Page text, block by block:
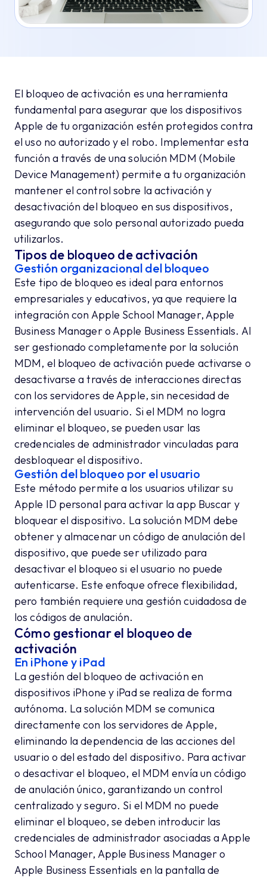
El bloqueo de activación es una herramienta
fundamental para asegurar que los dispositivos
Apple de tu organización estén protegidos contra
el uso no autorizado y el robo. Implementar esta
función a través de una solución MDM (Mobile
Device Management) permite a tu organización
mantener el control sobre la activación y
desactivación del bloqueo en sus dispositivos,
asegurando que solo personal autorizado pueda
utilizarlos.
Tipos de bloqueo de activación
Gestión organizacional del bloqueo
Este tipo de bloqueo es ideal para entornos
empresariales y educativos, ya que requiere la
integración con Apple School Manager, Apple
Business Manager o Apple Business Essentials. Al
ser gestionado completamente por la solución
MDM, el bloqueo de activación puede activarse o
desactivarse a través de interacciones directas
con los servidores de Apple, sin necesidad de
intervención del usuario. Si el MDM no logra
eliminar el bloqueo, se pueden usar las
credenciales de administrador vinculadas para
desbloquear el dispositivo.
Gestión del bloqueo por el usuario
Este método permite a los usuarios utilizar su
Apple ID personal para activar la app Buscar y
bloquear el dispositivo. La solución MDM debe
obtener y almacenar un código de anulación del
dispositivo, que puede ser utilizado para
desactivar el bloqueo si el usuario no puede
autenticarse. Este enfoque ofrece flexibilidad,
pero también requiere una gestión cuidadosa de
los códigos de anulación.
Cómo gestionar el bloqueo de
activación
En iPhone y iPad
La gestión del bloqueo de activación en
dispositivos iPhone y iPad se realiza de forma
autónoma. La solución MDM se comunica
directamente con los servidores de Apple,
eliminando la dependencia de las acciones del
usuario o del estado del dispositivo. Para activar
o desactivar el bloqueo, el MDM envía un código
de anulación único, garantizando un control
centralizado y seguro. Si el MDM no puede
eliminar el bloqueo, se deben introducir las
credenciales de administrador asociadas a Apple
School Manager, Apple Business Manager o
Apple Business Essentials en la pantalla de